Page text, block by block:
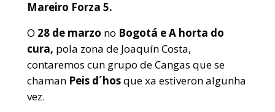
Mareiro Forza 5.
O 28 de marzo no Bogotá eA horta do
cura, pola zona de Joaquín Costa,
contaremos cun grupo de Cangas que se
chaman Peis d´hosque xa estiveron algunha
vez.